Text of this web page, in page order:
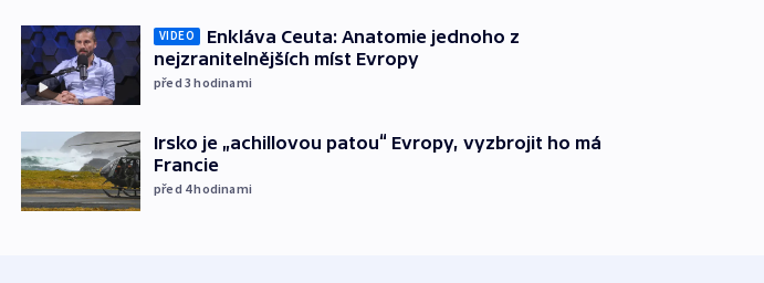
VIDEO
Enkláva Ceuta: Anatomie jednoho z
nejzranitelnějších míst Evropy
před 3hodinami
Irsko je „achillovou patou“ Evropy, vyzbrojit ho má
Francie
před 4hodinami